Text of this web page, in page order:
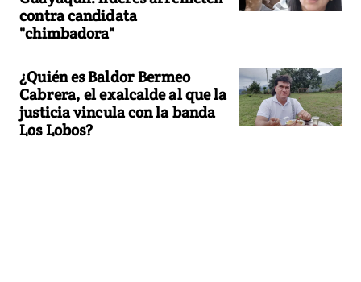
contra candidata
"chimbadora"
¿Quién es Baldor Bermeo
Cabrera, el exalcalde al que la
justicia vincula con la banda
Los Lobos?